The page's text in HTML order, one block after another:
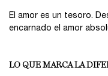
El amor es un tesoro.
encarnado el amor
LO QUE MARCA LA